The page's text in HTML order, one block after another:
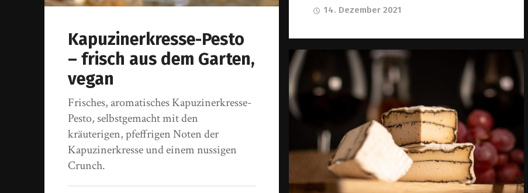
Kapuzinerkresse-Pesto
– frisch aus dem Garten,
vegan
Frisches, aromatisches Kapuzinerkresse-
Pesto, selbstgemacht mit den
kräuterigen, pfeffrigen Noten der
Kapuzinerkresse und einem nussigen
Crunch.
14. Dezember 2021